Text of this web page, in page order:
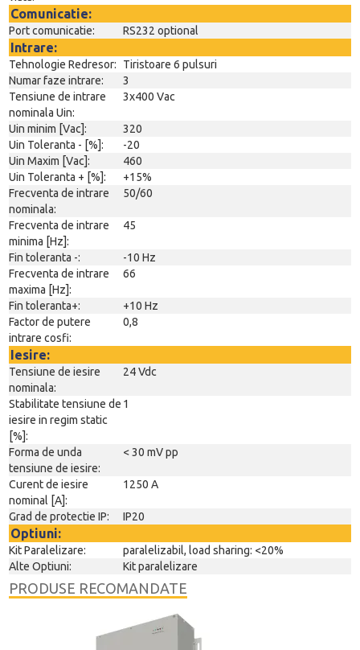
Comunicatie:
Port comunicatie: RS232 optional
Intrare:
Tehnologie Redresor:
Tiristoare 6 pulsuri
Numar faze intrare:
3
Tensiune de intrare
nominala Uin:
3x400 Vac
Uin minim [Vac]:
320
Uin Toleranta - [%]:
-20
Uin Maxim [Vac]:
460
Uin Toleranta + [%]:
+15%
Frecventa de intrare
nominala:
50/60
Frecventa de intrare
minima [Hz]:
45
Fin toleranta -:
-10 Hz
Frecventa de intrare
maxima [Hz]:
66
Fin toleranta+:
+10 Hz
Factor de putere
intrare cosfi:
0,8
Iesire:
Tensiune de iesire
nominala:
24 Vdc
Stabilitate tensiune de
iesire in regim static
[%]:
1
Forma de unda
tensiune de iesire:
< 30 mV pp
Curent de iesire
nominal [A]:
1250 A
Grad de protectie IP: IP20
Optiuni:
Kit Paralelizare:
paralelizabil, load sharing: <20%
Alte Optiuni:
Kit paralelizare
PRODUSE RECOMANDATE